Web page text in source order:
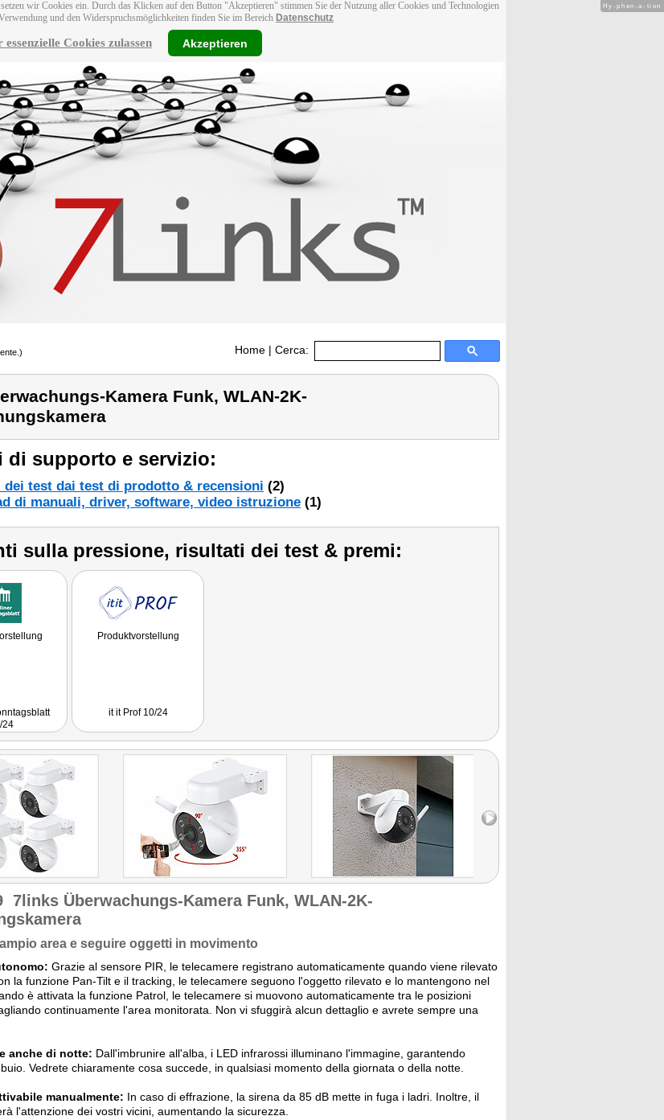
wir Cookies ein. Durch das Klicken auf den Button "Akzeptieren" stimmen Sie der Nutzung aller Cookies und Technologien
und den Widerspruchsmöglichkeiten finden Sie im Bereich Datenschutz
essenzielle Cookies zulassen Akzeptieren
Home | Cerca:
Kamera Funk, WLAN-2K-
di supporto e servizio:
dei test dai test di prodotto & recensioni (2)
di manuali, driver, software, video istruzione (1)
sulla pressione, risultati dei test & premi:
24
Produktvorstellung
it it Prof 10/24
7links Überwachungs-Kamera Funk, WLAN-2K-
area e seguire oggetti in movimento
Grazie al sensore PIR, le telecamere registrano automaticamente quando viene rilevato
la funzione Pan-Tilt e il tracking, le telecamere seguono l'oggetto rilevato e lo mantengono nel
è attivata la funzione Patrol, le telecamere si muovono automaticamente tra le posizioni
continuamente l'area monitorata. Non vi sfuggirà alcun dettaglio e avrete sempre una
anche di notte: Dall'imbrunire all'alba, i LED infrarossi illuminano l'immagine, garantendo
Vedrete chiaramente cosa succede, in qualsiasi momento della giornata o della notte.
manualmente: In caso di effrazione, la sirena da 85 dB mette in fuga i ladri. Inoltre, il
l'attenzione dei vostri vicini, aumentando la sicurezza.
Hy-phen-a-tion